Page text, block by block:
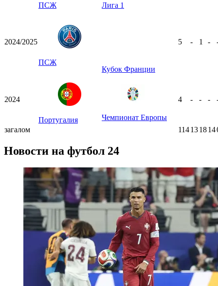
ПСЖ Лига 1
2024/2025
ПСЖ
Кубок Франции
5 - 1 -
2024
Португалия Чемпионат Европы
4 - - -
загалом 114131814
Новости на футбол 24